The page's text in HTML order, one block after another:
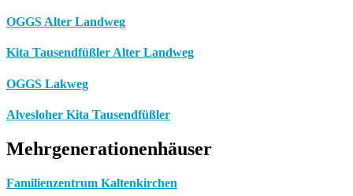
OGGS Alter Landweg
Kita Tausendfüßler Alter Landweg
OGGS Lakweg
Alvesloher Kita Tausendfüßler
Mehrgenerationenhäuser
Familienzentrum Kaltenkirchen